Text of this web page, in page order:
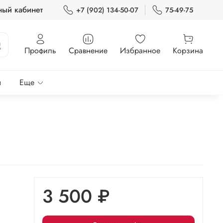
кабинет +7 (902) 134-50-07 75-49-75
Профиль Сравнение Избранное Корзина
Еще
3 500 ₽